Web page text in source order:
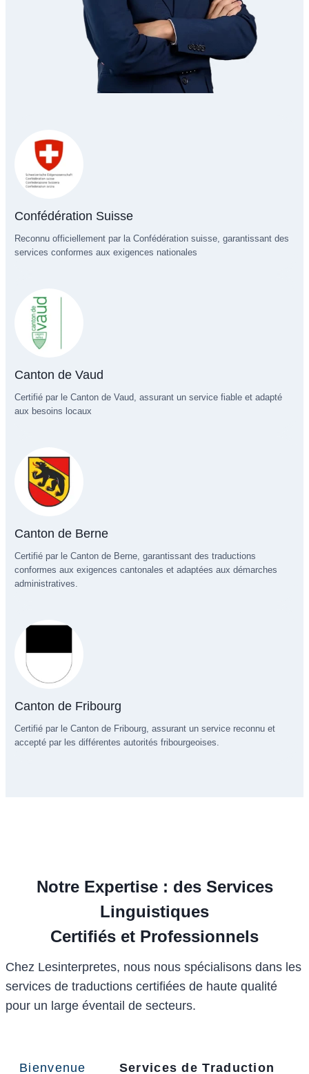
Confédération Suisse
Reconnu officiellement par la Confédération suisse, garantissant des
services conformes aux exigences nationales
Canton de Vaud
Certifié par le Canton de Vaud, assurant un service fiable et adapté
aux besoins locaux
Canton de Berne
Certifié par le Canton de Berne, garantissant des traductions
conformes aux exigences cantonales et adaptées aux démarches
administratives.
Canton de Fribourg
Certifié par le Canton de Fribourg, assurant un service reconnu et
accepté par les différentes autorités fribourgeoises.
Notre Expertise : des Services
Linguistiques
Certifiés et Professionnels
Chez Lesinterpretes, nous nous spécialisons dans les
services de traductions certifiées de haute qualité
pour un large éventail de secteurs.
Bienvenue
Services de Traduction